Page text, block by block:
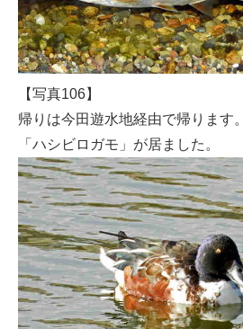
【写真106】
帰りは今田遊水地経由で帰ります。
「ハシビロガモ」が居ました。